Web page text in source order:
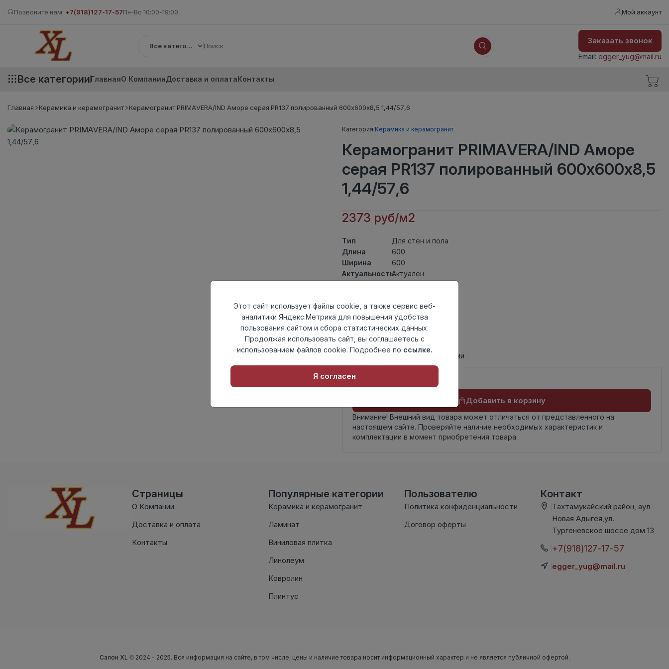
Позвоните нам: +7(918)127-17-57Пн-Вс 10:00-19:00 Мой аккаунт
Все категории
Заказать звонок
Email: egger_yug@mail.ru
Все категорииГлавнаяО КомпанииДоставка и оплатаКонтакты
Главная Керамика и керамогранит Керамогранит PRIMAVERA/IND Аморе серая PR137 полированный 600х600х8,5 1,44/57,6
Категория:Керамика и керамогранит
Керамогранит PRIMAVERA/IND Аморе
серая PR137 полированный 600х600х8,5
1,44/57,6
2373 руб/м2
Тип
Для стен и пола
Длина
600
Ширина
600
АктуальностьАктуален
Толщина
8,5
Поверхность полированный
Страна
происхождения
Индия
Номер
Книга с коллекциями
Добавить в корзину
Внимание! Внешний вид товара может отличаться от представленного на
настоящем сайте. Проверяйте наличие необходимых характеристик и
комплектации в момент приобретения товара.
Страницы
О Компании
Доставка и оплата
Контакты
Популярные категории
Керамика и керамогранит
Ламинат
Виниловая плитка
Линолеум
Ковролин
Плинтус
Пользователю
Политика конфиденциальности
Договор оферты
Контакт
Тахтамукайский район, аул
Новая Адыгея,ул.
Тургеневское шоссе дом 13
+7(918)127-17-57
egger_yug@mail.ru
Салон XL © 2024 - 2025. Вся информация на сайте, в том числе, цены и наличие товара носит информационный характер и не является публичной офертой.
Этот сайт использует файлы cookie, а также сервис веб-
аналитики Яндекс.Метрика для повышения удобства
пользования сайтом и сбора статистических данных.
Продолжая использовать сайт, вы соглашаетесь с
использованием файлов cookie. Подробнее по ссылке.
Я согласен